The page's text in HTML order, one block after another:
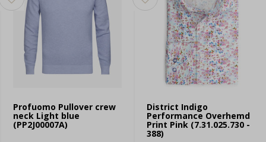
Profuomo Pullover crew
neck Light blue
(PP2J00007A)
District Indigo
Performance Overhemd
Print Pink (7.31.025.730 -
388)